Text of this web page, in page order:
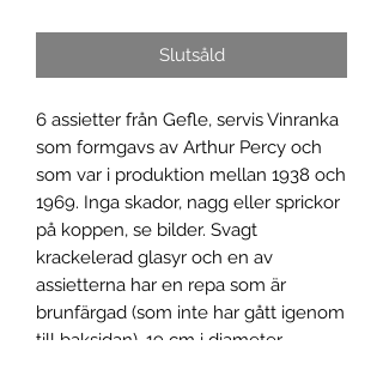
Slutsåld
6 assietter från Gefle, servis Vinranka
som formgavs av Arthur Percy och
som var i produktion mellan 1938 och
1969. Inga skador, nagg eller sprickor
på koppen, se bilder. Svagt
krackelerad glasyr och en av
assietterna har en repa som är
brunfärgad (som inte har gått igenom
till baksidan). 19 cm i diameter.